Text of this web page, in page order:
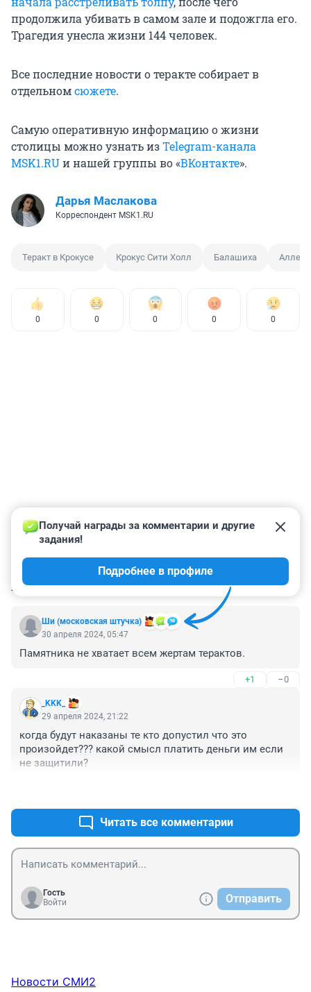
продолжила убивать в самом зале и подожгла его.
Трагедия унесла жизни 144 человек.
Все последние новости о теракте собирает в
отдельномсюжете.
Самую оперативную информацию о жизни
столицы можно узнать изTelegram-канала
MSK1.RUи нашей группы во «ВКонтакте».
Дарья Маслакова
Корреспондент MSK1.RU
Теракт в Крокусе Крокус Сити Холл Балашиха Аллея
0 0 0 0 0
КОММЕНТАРИИ 2
Ши (московская штучка)
Получай награды за комментарии и другие
задания!
Подробнее в профиле
30 апреля 2024, 05:47
Памятника не хватает всем жертам терактов.
+1 –0
_KKK_
29 апреля 2024, 21:22
когда будут наказаны те кто допустил что это
произойдет??? какой смысл платить деньги им если
не защитили?
Читать все комментарии
Гость
Войти
Отправить
Новости СМИ2